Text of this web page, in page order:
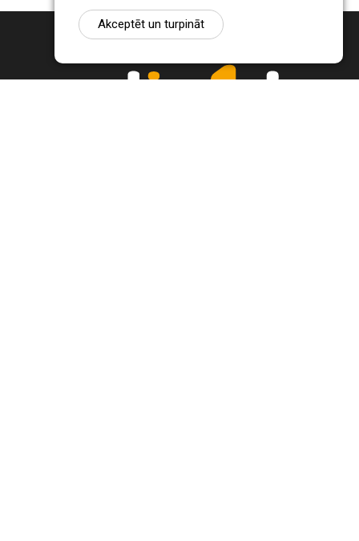
Akceptēt un turpināt